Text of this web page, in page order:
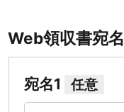
Web領収書宛名
宛名1 任意